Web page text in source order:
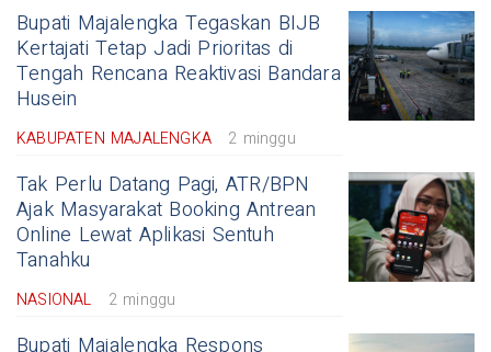
Bupati Majalengka Tegaskan BIJB
Kertajati Tetap Jadi Prioritas di
Tengah Rencana Reaktivasi Bandara
Husein
KABUPATEN MAJALENGKA 2 minggu
Tak Perlu Datang Pagi, ATR/BPN
Ajak Masyarakat Booking Antrean
Online Lewat Aplikasi Sentuh
Tanahku
NASIONAL 2 minggu
Bupati Majalengka Respons